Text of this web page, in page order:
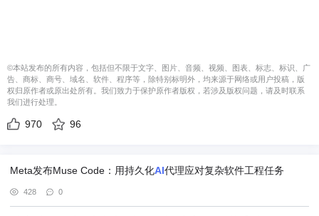
©本站发布的所有内容，包括但不限于文字、图片、音频、视频、图表、标志、标识、广
告、商标、商号、域名、软件、程序等，除特别标明外，均来源于网络或用户投稿，版
权归原作者或原出处所有。我们致力于保护原作者版权，若涉及版权问题，请及时联系
我们进行处理。
970 96
Meta发布Muse Code：用持久化AI代理应对复杂软件工程任务
428 0